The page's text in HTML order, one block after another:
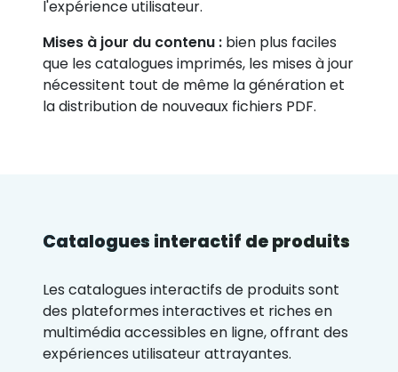
l'expérience utilisateur.
Mises à jour du contenu : bien plus faciles
que les catalogues imprimés, les mises à jour
nécessitent tout de même la génération et
la distribution de nouveaux fichiers PDF.
Catalogues interactif de produits
Les catalogues interactifs de produits sont
des plateformes interactives et riches en
multimédia accessibles en ligne, offrant des
expériences utilisateur attrayantes.